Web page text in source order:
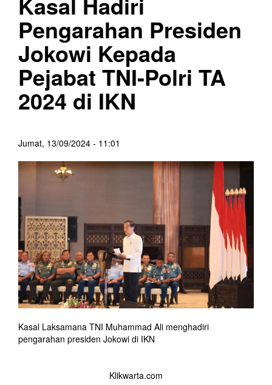
Pengarahan Presiden
Jokowi Kepada
Pejabat TNI-Polri TA
2024 di IKN
Jumat, 13/09/2024 - 11:01
Kasal Laksamana TNI Muhammad Ali menghadiri
pengarahan presiden Jokowi di IKN
Klikwarta.com